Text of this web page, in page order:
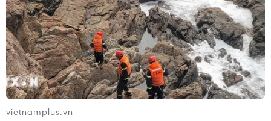
vietnamplus.vn